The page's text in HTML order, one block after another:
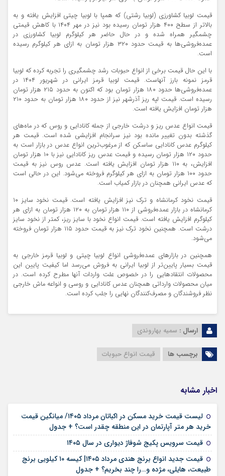
قیمت لوبیا کشاورزی (لوبیا رشتی) که همپا با لوبیا چیتی افزایش یافته و به
بالاتر از سطح ۴۰۰ هزار تومان رسیده بود نیز در مهر ۱۴۰۴ با کاهش قیمتی
چشمگیر همراه شده و در حال حاضر هر کیلوگرم لوبیا کشاورزی در
عمده‌فروشی‌ها به قیمت حدود ۳۲۰ هزار تومان به ازای هر کیلوگرم رسیده
است.
با این حال قیمت برخی از انواع حبوبات رشد چشمگیری را تجربه کرده که لوبیا
قرمز نمونه بارز آنهاست. قیمت لوبیا قرمز ایرانی در شهریور ۱۴۰۴ در
عمده‌فروشی‌ها حدود ۱۸۰ هزار تومان بود که اکنون به حدود ۲۱۵ هزار تومان
رسیده است. قیمت لپه ریز آذرشهر نیز از حدود ۱۸۰ هزار تومان به حدود ۲۱۰
هزار تومان افزایش یافته است.
قیمت انواع عدس ریز و درشت خارجی از جمله کانادایی و روس که در ماه‌های
گذشته بدون تغییر مانده بود نیز سرانجام افزایشی شده است. قیمت هر
کیلوگرم عدس کانادایی ساسکن که از مرغوب‌ترین انواع عدس در بازار است به
حدود ۱۲۰ هزار تومان رسیده و قیمت عدس ریز کانادایی نیز با ۱۰ هزار تومان
افزایش، به ۱۱۰ هزار تومان افزایش یافته است. عدس روس نیز به قیمت
حدود ۱۰۰ هزار تومان به ازای هر کیلوگرم فروخته می‌شود. این در حالی است
که عدس ایرانی همچنان در بازار کمیاب است.
قیمت نخود کرمانشاه و ترک نیز افزایش یافته است. قیمت نخود سایز ۱۰
کرمانشاه در بازار عمده‌فروشی‌ از ۱۱۰ هزار تومان به ۱۲۰ هزار تومان به ازای هر
کیلوگرم افزایش یافته است. قیمت انواع نخود با سایز ریز، کمتر از نخود سایز
درشت است. همچنین نخود ترک نیز به قیمت حدود ۱۱۵ هزار تومان فروخته
می‌شود.
همچنین در بازارهای عمده‌فروشی انواع لوبیا چیتی و لوبیا قرمز خارجی به
قیمت بسیار پایین‌تر از لوبیا ایرانی به فروش می‌رسد اما کیفیت پایین این
محصولات انتقادهایی را در خصوص علت واردات آنها مطرح کرده است. در
میان محصولات وارداتی همچنان عدس‌ کانادایی و روسی و انواعه ماش‌ خارجی
نظر فروشندگان و مصرف‌کنندگان نهایی را جلب کرده است.
ارسال : سمیه بهاروندی
برچسب ها قیمت انواع حبوبات
اخبار مشابه
لیست قیمت خرید مسکن در اکباتان مرداد ۱۴۰۵/ میانگین قیمت
خرید هر متر آپارتمان در این منطقه چقدر است؟ + جدول
قیمت سرویس پکیج شوفاژ دیواری در سال ۱۴۰۵
قیمت جدید انواع برنج هندی مرداد ۱۴۰۵| کیسه ۱۰ کیلویی برنج
طبیعت، هایلی، مژده و…را چند بخریم؟ + جدول